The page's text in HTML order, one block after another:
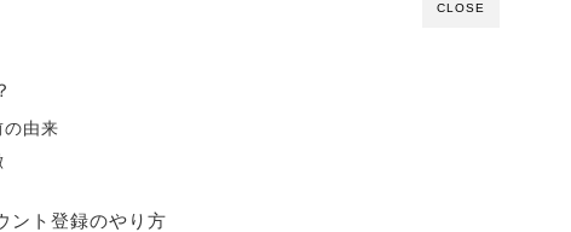
CLOSE
由来
ント登録のやり方